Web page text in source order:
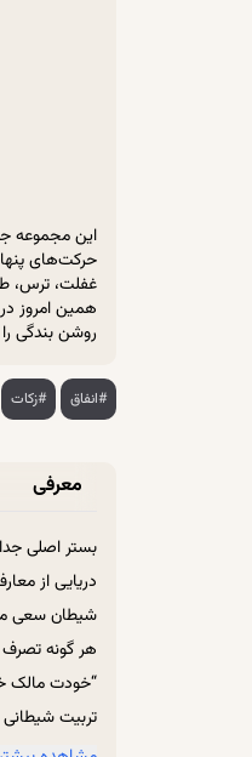
این مجموعه
حرکت‌های
غفلت، ترس،
همین امروز
روشن بندگی
#انفاق #زکات
معرفی
بستر اصلی
دریایی از
شیطان سعی
هر گونه تصرف
“خودت مالک
تربیت شیطانی